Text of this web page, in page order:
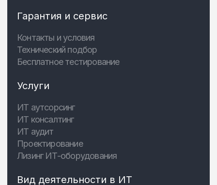
Гарантия и сервис
Контакты и условия
Технический подбор
Бесплатное тестирование
Услуги
ИТ аутсорсинг
ИТ консалтинг
ИТ аудит
Проектирование
Лизинг ИТ-оборудования
Вид деятельности в ИТ